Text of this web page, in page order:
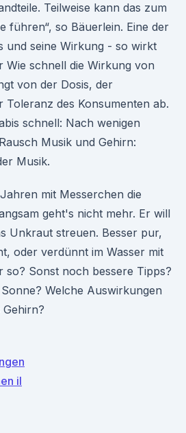
Teilweise kann das zum
führen“, so Bäuerlein. Eine der
und seine Wirkung - so wirkt
Wie schnell die Wirkung von
von der Dosis, der
Toleranz des Konsumenten ab.
schnell: Nach wenigen
Musik und Gehirn:
Musik.
mit Messerchen die
geht's nicht mehr. Er will
Unkraut streuen. Besser pur,
oder verdünnt im Wasser mit
so? Sonst noch bessere Tipps?
Welche Auswirkungen
il